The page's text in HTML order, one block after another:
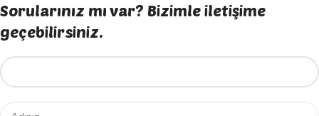
Sorularınız mı var? Bizimle iletişime
geçebilirsiniz.